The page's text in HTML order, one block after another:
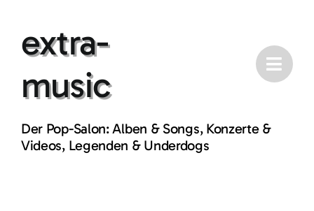
contentextra-
music
Der Pop-Salon: Alben & Songs, Konzerte &
Videos, Legenden & Underdogs